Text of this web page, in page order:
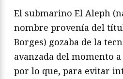
El submarino El Aleph
nombre provenía del
Borges) gozaba de la
avanzada del momento
por lo que, para evitar